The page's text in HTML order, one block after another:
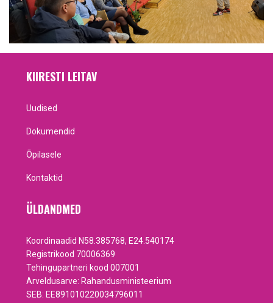
KIIRESTI LEITAV
Uudised
Dokumendid
Õpilasele
Kontaktid
ÜLDANDMED
Koordinaadid N58.385768, E24.540174
Registrikood 70006369
Tehingupartneri kood 007001
Arveldusarve: Rahandusministeerium
SEB: EE891010220034796011